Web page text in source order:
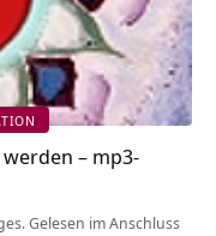
– mp3-
Gelesen im Anschluss